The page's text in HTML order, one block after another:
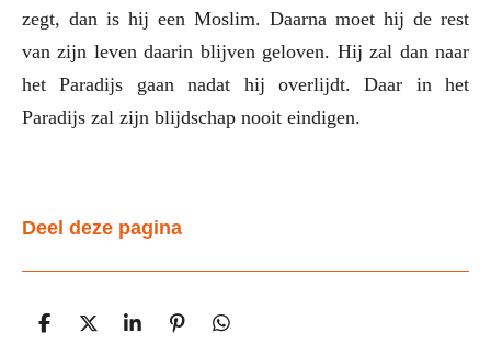
zegt, dan is hij een Moslim. Daarna moet hij de rest
van zijn leven daarin blijven geloven. Hij zal dan naar
het Paradijs gaan nadat hij overlijdt. Daar in het
Paradijs zal zijn blijdschap nooit eindigen.
Deel deze pagina
D
D
S
P
D